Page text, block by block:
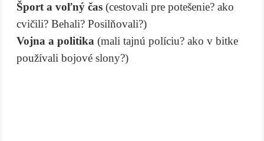
Šport a voľný čas (cestovali pre potešenie? ako
cvičili? Behali? Posilňovali?)
Vojna a politika (mali tajnú políciu? ako v bitke
používali bojové slony?)